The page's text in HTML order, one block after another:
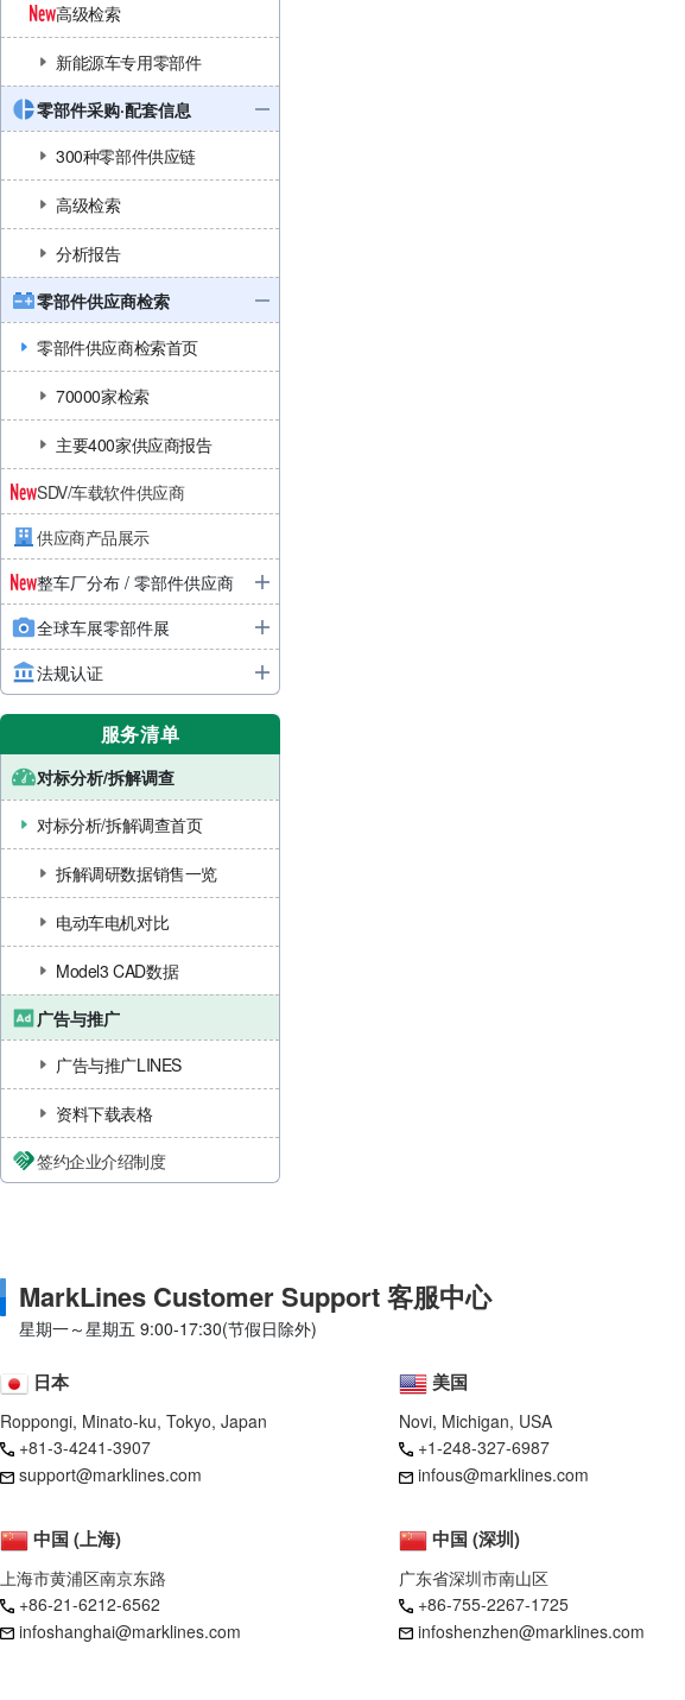
高级检索
新能源车专用零部件
零部件采购·配套信息
300种零部件供应链
高级检索
分析报告
零部件供应商检索
零部件供应商检索首页
70000家检索
主要400家供应商报告
SDV/车载软件供应商
供应商产品展示
整车厂分布 / 零部件供应商
全球车展零部件展
法规认证
服务清单
对标分析/拆解调查
对标分析/拆解调查首页
拆解调研数据销售一览
电动车电机对比
Model3 CAD数据
广告与推广
广告与推广LINES
资料下载表格
签约企业介绍制度
MarkLines Customer Support 客服中心
星期一～星期五 9:00-17:30(节假日除外)
日本
Roppongi, Minato-ku, Tokyo, Japan
+81-3-4241-3907
support@marklines.com
美国
Novi, Michigan, USA
+1-248-327-6987
infous@marklines.com
中国 (上海)
上海市黄浦区南京东路
+86-21-6212-6562
infoshanghai@marklines.com
中国 (深圳)
广东省深圳市南山区
+86-755-2267-1725
infoshenzhen@marklines.com